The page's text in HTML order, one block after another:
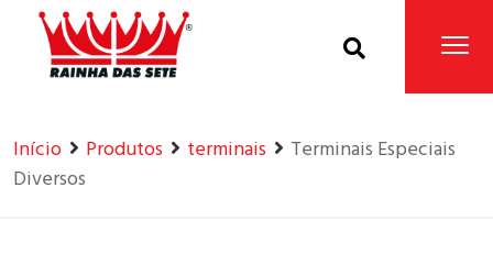
Home Produtos
Início Produtos terminais
Terminais Especiais
Diversos